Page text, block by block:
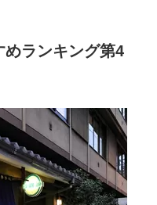
ランキング第4